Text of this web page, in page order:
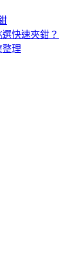
快速夾鉗？
整理